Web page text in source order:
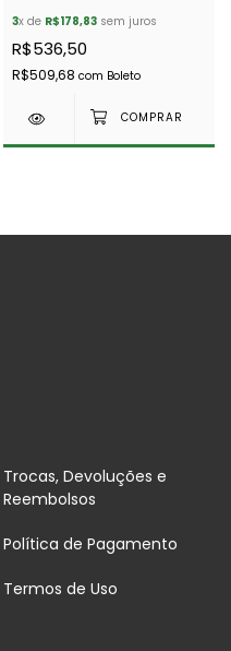
(EURO 1 ) - BRITPART
3x de R$178,83 sem juros
R$536,50
R$509,68 com Boleto
Trocas, Devoluções e
Reembolsos
Política de Pagamento
Termos de Uso